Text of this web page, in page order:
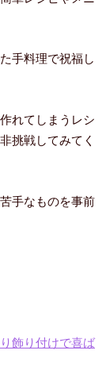
手料理で祝福し
れてしまうレシ
挑戦してみてく
手なものを事前
飾り付けで喜ば